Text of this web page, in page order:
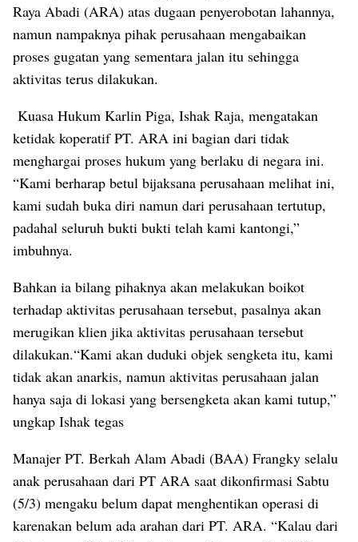
Raya Abadi (ARA) atas dugaan penyerobotan lahannya,
namun nampaknya pihak perusahaan mengabaikan
proses gugatan yang sementara jalan itu sehingga
aktivitas terus dilakukan.
Kuasa Hukum Karlin Piga, Ishak Raja, mengatakan
ketidak koperatif PT. ARA ini bagian dari tidak
menghargai proses hukum yang berlaku di negara ini.
“Kami berharap betul bijaksana perusahaan melihat ini,
kami sudah buka diri namun dari perusahaan tertutup,
padahal seluruh bukti bukti telah kami kantongi,”
imbuhnya.
Bahkan ia bilang pihaknya akan melakukan boikot
terhadap aktivitas perusahaan tersebut, pasalnya akan
merugikan klien jika aktivitas perusahaan tersebut
dilakukan.“Kami akan duduki objek sengketa itu, kami
tidak akan anarkis, namun aktivitas perusahaan jalan
hanya saja di lokasi yang bersengketa akan kami tutup,”
ungkap Ishak tegas
Manajer PT. Berkah Alam Abadi (BAA) Frangky selalu
anak perusahaan dari PT ARA saat dikonfirmasi Sabtu
(5/3) mengaku belum dapat menghentikan operasi di
karenakan belum ada arahan dari PT. ARA. “Kalau dari